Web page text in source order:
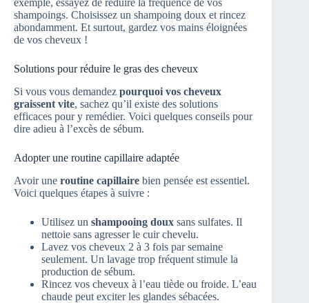
exemple, essayez de réduire la fréquence de vos
shampoings. Choisissez un shampoing doux et rincez
abondamment. Et surtout, gardez vos mains éloignées
de vos cheveux !
Solutions pour réduire le gras des cheveux
Si vous vous demandez pourquoi vos cheveux
graissent vite, sachez qu’il existe des solutions
efficaces pour y remédier. Voici quelques conseils pour
dire adieu à l’excès de sébum.
Adopter une routine capillaire adaptée
Avoir une routine capillaire bien pensée est essentiel.
Voici quelques étapes à suivre :
Utilisez un shampooing doux sans sulfates. Il
nettoie sans agresser le cuir chevelu.
Lavez vos cheveux 2 à 3 fois par semaine
seulement. Un lavage trop fréquent stimule la
production de sébum.
Rincez vos cheveux à l’eau tiède ou froide. L’eau
chaude peut exciter les glandes sébacées.